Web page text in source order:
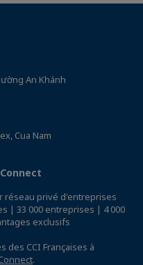
An Khánh
Cua Nam
réseau privé d'entreprises
| 33 000 entreprises | 4 000
exclusifs
des CCI Françaises à
.